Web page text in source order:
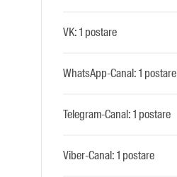
VK: 1 postare
WhatsApp-Canal: 1 postare
Telegram-Canal: 1 postare
Viber-Canal: 1 postare